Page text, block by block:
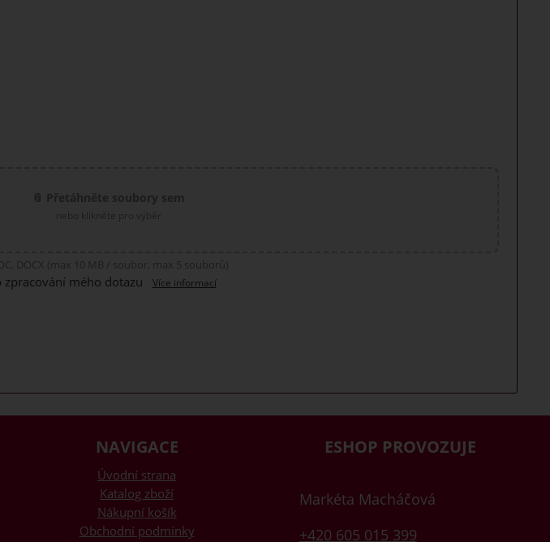
DOCX (max 10 MB / soubor, max 5 souborů)
mého dotazu Více informací
NAVIGACE
Úvodní strana
Katalog zboží
Nákupní košík
Obchodní podmínky
ESHOP PROVOZUJE
Markéta Macháčová
+420 605 015 399